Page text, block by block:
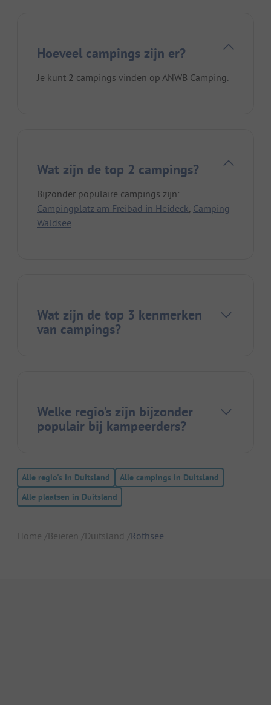
Hoeveel campings zijn er?
Je kunt 2 campings vinden op ANWB Camping.
Wat zijn de top 2 campings?
Bijzonder populaire campings zijn:
Campingplatz am Freibad in Heideck Camping
Waldsee
Wat zijn de top 3 kenmerken
van campings?
Welke regio's zijn bijzonder
populair bij kampeerders?
Alle regio's in Duitsland
Alle campings in Duitsland
Alle plaatsen in Duitsland
Home Beieren Duitsland Rothsee